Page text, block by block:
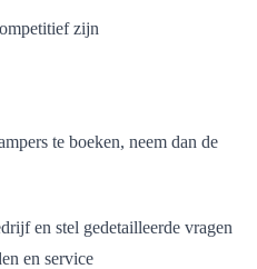
zijn
te boeken, neem dan de
en stel gedetailleerde vragen
en service